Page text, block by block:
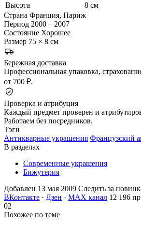
Высота
8 см
Страна Франция, Париж
Период 2000 – 2007
Состояние Хорошее
Размер 75 × 8 см
Бережная доставка
Профессиональная упаковка,
от 700 ₽.
Проверка и атрибуция
Каждый предмет проверен и
Работаем без посредников.
Тэги
Антикварные украшения Французский
В разделах
Современные украшения
Бижутерия
Добавлен 13 мая 2009 Следить за
ВКонтакте · Дзен · MAX канал 12 196
02
Похожее по теме